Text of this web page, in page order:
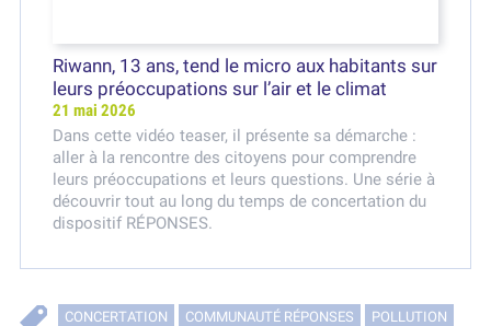
Riwann, 13 ans, tend le micro aux habitants sur
leurs préoccupations sur l’air et le climat
21 mai 2026
Dans cette vidéo teaser, il présente sa démarche :
aller à la rencontre des citoyens pour comprendre
leurs préoccupations et leurs questions. Une série à
découvrir tout au long du temps de concertation du
dispositif RÉPONSES.
CONCERTATION COMMUNAUTÉ RÉPONSES
POLLUTION